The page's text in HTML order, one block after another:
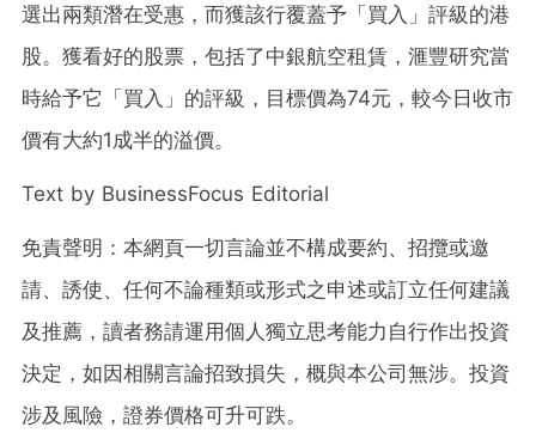
選出兩類潛在受惠，而獲該行覆蓋予「買入」評級的港
股。獲看好的股票，包括了中銀航空租賃，滙豐研究當
時給予它「買入」的評級，目標價為74元，較今日收市
價有大約1成半的溢價。
Text by BusinessFocus Editorial
免責聲明：本網頁一切言論並不構成要約、招攬或邀
請、誘使、任何不論種類或形式之申述或訂立任何建議
及推薦，讀者務請運用個人獨立思考能力自行作出投資
決定，如因相關言論招致損失，概與本公司無涉。投資
涉及風險，證券價格可升可跌。